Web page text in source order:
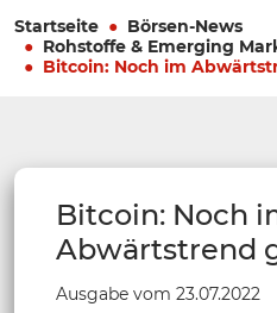
Startseite
Börsen-News
Rohstoffe & Emerging
Bitcoin: Noch im
Bitcoin: Noch
Abwärtstrend
Ausgabe vom 23.07.2022